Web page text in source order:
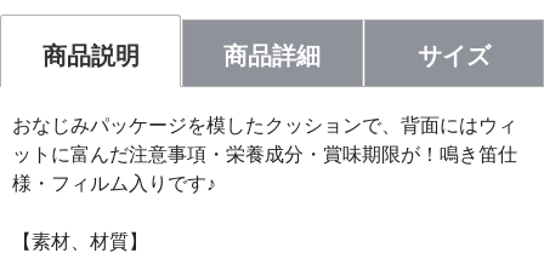
商品説明 商品詳細 サイズ
おなじみパッケージを模したクッションで、背面にはウィ
ットに富んだ注意事項・栄養成分・賞味期限が！鳴き笛仕
様・フィルム入りです♪
【素材、材質】